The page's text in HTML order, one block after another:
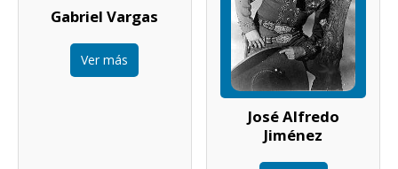
Gabriel Vargas
Ver más
José Alfredo
Jiménez